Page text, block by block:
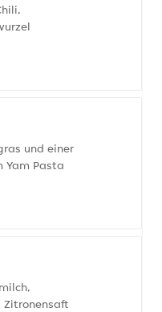
und einer
Yam Pasta
Zitronensaft